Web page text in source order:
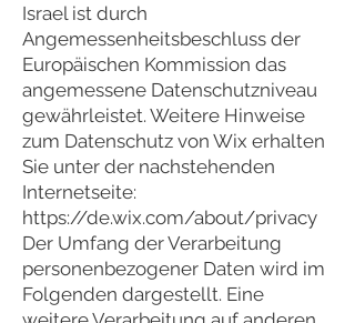
Israel ist durch
Angemessenheitsbeschluss der
Europäischen Kommission das
angemessene Datenschutzniveau
gewährleistet. Weitere Hinweise
zum Datenschutz von Wix erhalten
Sie unter der nachstehenden
Internetseite:
https://de.wix.com/about/privacy
Der Umfang der Verarbeitung
personenbezogener Daten wird im
Folgenden dargestellt. Eine